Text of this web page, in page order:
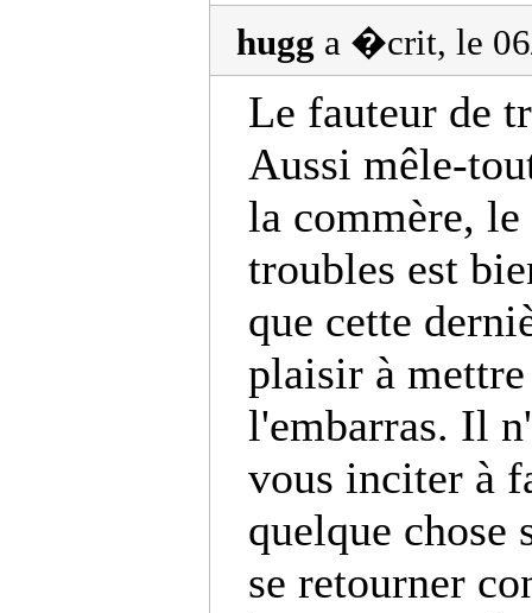
hugg a �crit, le
Le fauteur de
Aussi mêle-
la commère,
troubles est
que cette
plaisir à mettre
l'embarras. Il
vous inciter à
quelque chose
se retourner